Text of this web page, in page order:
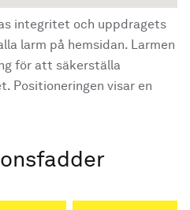
integritet och uppdragets
larm på hemsidan. Larmen
för att säkerställa
Positioneringen visar en